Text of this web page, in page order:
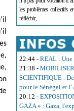
les problèmes collectifs
réfléchir,
22:44 - REAL :
21:38 -
SCIENTIFIQUE :
pour le Sénégal et
20:12 -
GAZA » : Gaza,